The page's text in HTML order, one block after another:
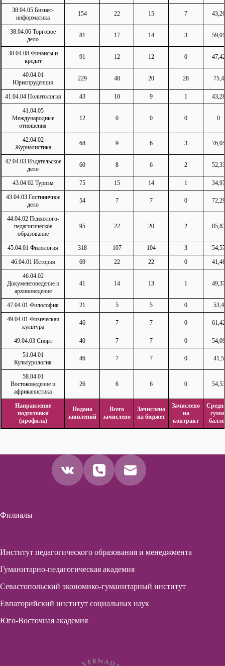
38.04.05 Бизнес-
информатика
154 22 15 7 43,26
38.04.06 Торговое
дело
81 17 14 3 59,01
38.04.08 Финансы и
кредит
91 12 12 0 47,42
40.04.01
Юриспруденция
229 48 20 28 75,4
41.04.04 Политология 43 10 9 1
43,28
41.04.05
Международные
отношения
12 0 0 0 0
42.04.02
Журналистика
68 9 6 3 76,05
42.04.03 Издательское
дело
60 8 6 2 52,33
43.04.02 Туризм 75 15 14 1
34,97
43.04.03 Гостиничное
дело
54 7 7 0 72,29
44.04.02 Психолого-
педагогическое
образование
95 22 20 2 85,83
45.04.01 Филология 318 107 104 3
54,57
46.04.01 История
69 22 22 0
41,48
46.04.02
Документоведение и
архивоведение
41 14 13 1 49,37
47.04.01 Философия 21 5 5 0
53,4
49.04.01 Физическая
культура
46 7 7 0 61,42
49.04.03 Спорт 40 7 7 0
54,09
51.04.01
Культурология
46 7 7 0 41,5
58.04.01
Востоковедение и
африканистика
26 6 6 0 54,53
Направление
подготовки
(профиль)
Подано
заявлений
Всего
зачислено
Зачислено
на бюджет
Зачислено
на
контракт
Филиалы
Институт педагогического образования и менеджмента
Гуманитарно-педагогическая академия
Севастопольский экономико-гуманитарный институт
Евпаторийский институт социальных наук
Юго-Восточная академия